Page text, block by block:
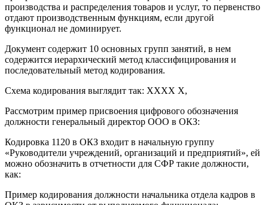
производства и распределения товаров и услуг, то первенство
отдают производственным функциям, если другой
функционал не доминирует.
Документ содержит 10 основных групп занятий, в нем
содержится иерархический метод классифицирования и
последовательный метод кодирования.
Схема кодирования выглядит так: XXXX X,
Рассмотрим пример присвоения цифрового обозначения
должности генеральный директор ООО в ОКЗ:
Кодировка 1120 в ОКЗ входит в начальную группу
«Руководители учреждений, организаций и предприятий», ей
можно обозначить в отчетности для СФР такие должности,
как:
Пример кодирования должности начальника отдела кадров в